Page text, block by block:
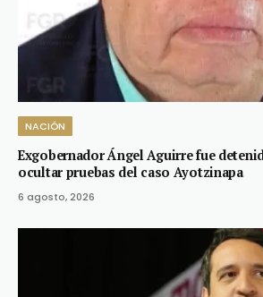
NACIÓN
Exgobernador Ángel Aguirre fue
ocultar pruebas del caso Ayotzinapa
6 agosto, 2026